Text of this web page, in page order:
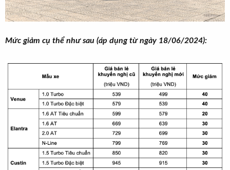
Mức giảm cụ thể như sau (áp dụng từ ngày 18/06/2024):